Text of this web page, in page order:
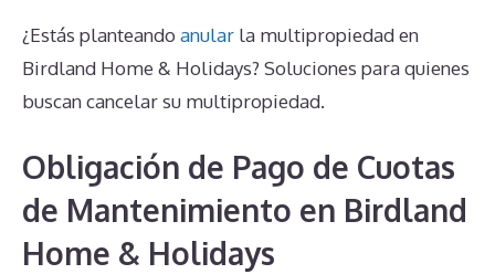
¿Estás planteando anular la multipropiedad en
Birdland Home & Holidays? Soluciones para quienes
buscan cancelar su multipropiedad.
Obligación de Pago de Cuotas
de Mantenimiento en Birdland
Home & Holidays